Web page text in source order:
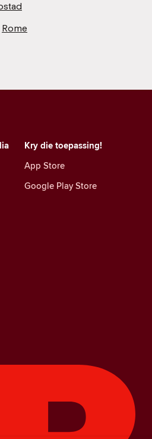
Rome
Kry die toepassing!
App Store
Google Play Store